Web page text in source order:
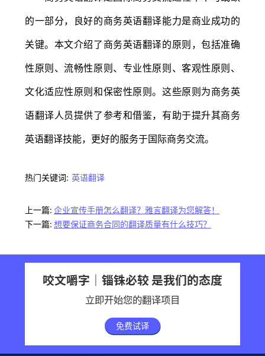
的一部分，良好的商务英语翻译能力是商业成功的
关键。本文介绍了商务英语翻译的原则，包括准确
性原则、流畅性原则、专业性原则、客观性原则、
文化适应性原则和保密性原则。这些原则为商务英
语翻译人员提供了参考和借鉴，有助于提升其商务
英语翻译技能，更好的服务于国际商务交流。
热门关键词: 英语翻译
上一篇: 企业宣传手册怎么翻译？雅言翻译为您解答！
下一篇: 想要保证商务合同的翻译质量有什么技巧？
咬文嚼字｜锱铢必较 是我们的态度
立即开始您的翻译项目
免费试译